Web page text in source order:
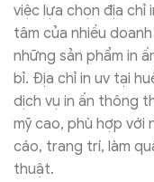
việc lựa chọn địa chỉ
tâm của nhiều
những sản phẩm in
bỉ. Địa chỉ in uv tại
dịch vụ in ấn thông
mỹ cao, phù hợp với
cáo, trang trí, làm
thuật.